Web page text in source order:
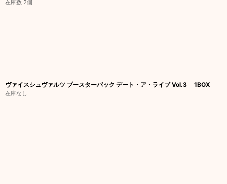
在庫数 2個
ヴァイスシュヴァルツ ブースターパック デート・ア・ライブ Vol.3 1BOX
在庫なし